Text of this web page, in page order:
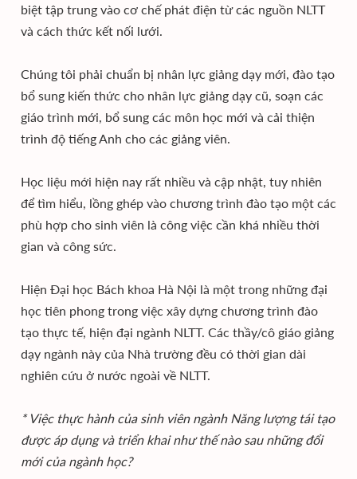
biệt tập trung vào cơ chế phát điện từ các nguồn NLTT
và cách thức kết nối lưới.
Chúng tôi phải chuẩn bị nhân lực giảng dạy mới, đào tạo
bổ sung kiến thức cho nhân lực giảng dạy cũ, soạn các
giáo trình mới, bổ sung các môn học mới và cải thiện
trình độ tiếng Anh cho các giảng viên.
Học liệu mới hiện nay rất nhiều và cập nhật, tuy nhiên
để tìm hiểu, lồng ghép vào chương trình đào tạo một các
phù hợp cho sinh viên là công việc cần khá nhiều thời
gian và công sức.
Hiện Đại học Bách khoa Hà Nội là một trong những đại
học tiên phong trong việc xây dựng chương trình đào
tạo thực tế, hiện đại ngành NLTT. Các thầy/cô giáo giảng
dạy ngành này của Nhà trường đều có thời gian dài
nghiên cứu ở nước ngoài về NLTT.
* Việc thực hành của sinh viên ngành Năng lượng tái tạo
được áp dụng và triển khai như thế nào sau những đổi
mới của ngành học?